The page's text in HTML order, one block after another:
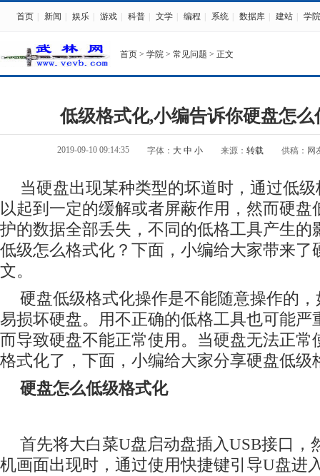
首页 新闻 娱乐 游戏 科普 文学 编程 系统 数据库 建站 学院
首页 > 学院 > 常见问题 > 正文
低级格式化,小编告诉你硬盘怎
2019-09-10 09:14:35 字体： 大 中 小 来源： 转载 供稿：网
当硬盘出现某种类型的坏道时，通过低
以起到一定的缓解或者屏蔽作用，然而硬盘
护的数据全部丢失，不同的低格工具产生的
低级怎么格式化？下面，小编给大家带来了
文。
硬盘低级格式化操作是不能随意操作的
易损坏硬盘。用不正确的低格工具也可能严
而导致硬盘不能正常使用。当硬盘无法正常
格式化了，下面，小编给大家分享硬盘低级
硬盘怎么低级格式化
首先将大白菜U盘启动盘插入USB接口，
机画面出现时，通过使用快捷键引导U盘进